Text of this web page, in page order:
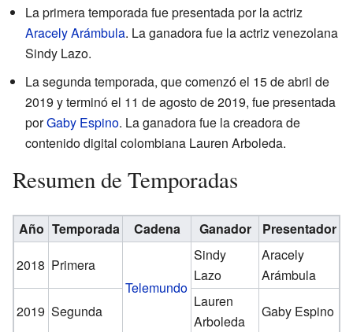
La primera temporada fue presentada por la actriz
Aracely Arámbula. La ganadora fue la actriz venezolana
Sindy Lazo.
La segunda temporada, que comenzó el 15 de abril de
2019 y terminó el 11 de agosto de 2019, fue presentada
porGaby Espino. La ganadora fue la creadora de
contenido digital colombiana Lauren Arboleda.
Resumen de Temporadas
Año Temporada Cadena Ganador
Presentador
2018 Primera
Telemundo
Sindy
Lazo
Aracely
Arámbula
2019 Segunda
Lauren
Arboleda
Gaby Espino